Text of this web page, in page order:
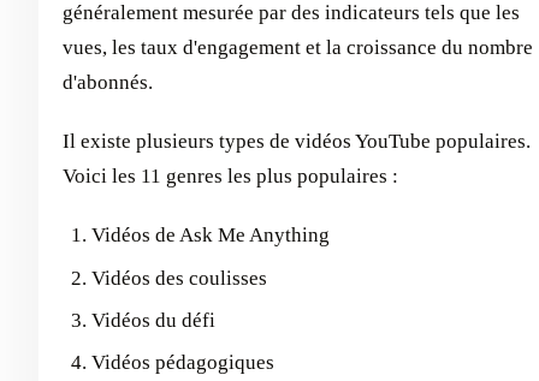
généralement mesurée par des indicateurs tels que les
vues, les taux d'engagement et la croissance du nombre
d'abonnés.
Il existe plusieurs types de vidéos YouTube populaires.
Voici les 11 genres les plus populaires :
Vidéos de Ask Me Anything
Vidéos des coulisses
Vidéos du défi
Vidéos pédagogiques